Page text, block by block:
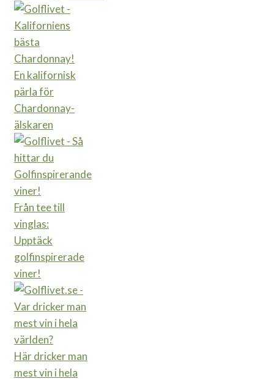
En kalifornisk
pärla för
Chardonnay-
älskaren
Från tee till
vinglas:
Upptäck
golfinspirerade
viner!
Här dricker man
mest vin i hela